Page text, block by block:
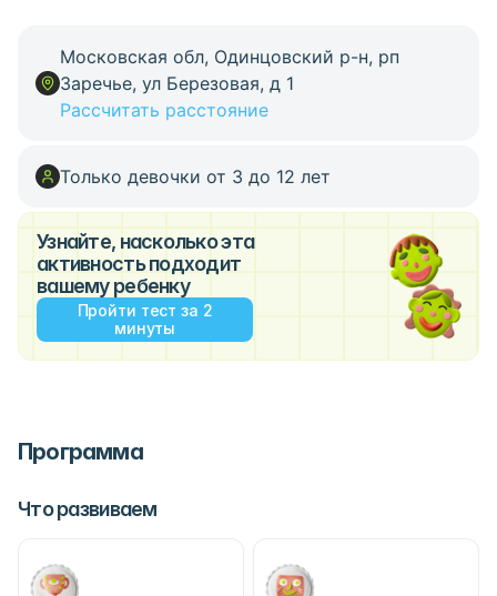
Московская обл, Одинцовский р-н, рп
Заречье, ул Березовая, д 1
Рассчитать расстояние
Только девочки от 3 до 12 лет
Узнайте, насколько эта
активность подходит
вашему ребенку
Пройти тест за 2
минуты
Программа
Что развиваем